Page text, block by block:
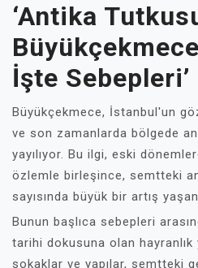
‘Antika
İşte Sebepleri’
Büyükçekmece, İstanbul'un
ve son zamanlarda bölgede
yayılıyor. Bu ilgi, eski
özlemle birleşince, semtteki
sayısında büyük bir artış
Bunun başlıca sebepleri
tarihi dokusuna olan hayranlık
sokaklar ve yapılar, semtteki